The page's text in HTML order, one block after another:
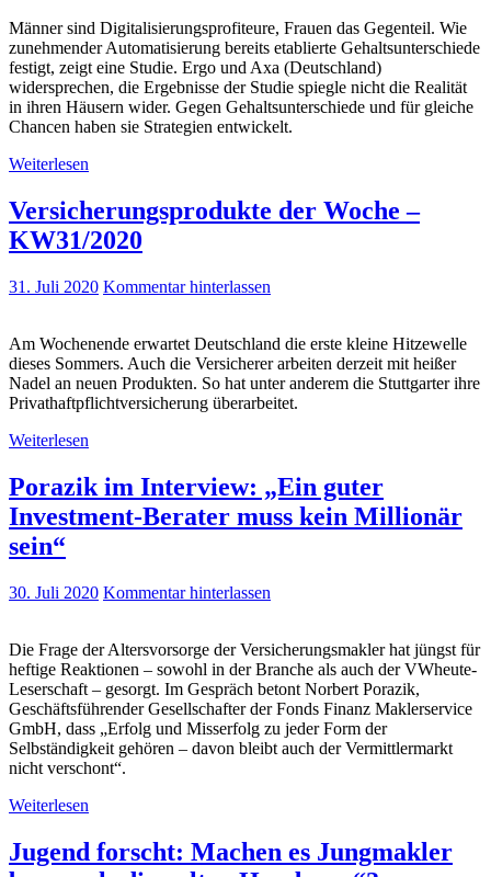
Männer sind Digitalisierungsprofiteure, Frauen das Gegenteil. Wie
zunehmender Automatisierung bereits etablierte Gehaltsunterschiede
festigt, zeigt eine Studie. Ergo und Axa (Deutschland)
widersprechen, die Ergebnisse der Studie spiegle nicht die Realität
in ihren Häusern wider. Gegen Gehaltsunterschiede und für gleiche
Chancen haben sie Strategien entwickelt.
Weiterlesen
Versicherungsprodukte der Woche –
KW31/2020
31. Juli 2020 Kommentar hinterlassen
Am Wochenende erwartet Deutschland die erste kleine Hitzewelle
dieses Sommers. Auch die Versicherer arbeiten derzeit mit heißer
Nadel an neuen Produkten. So hat unter anderem die Stuttgarter ihre
Privathaftpflichtversicherung überarbeitet.
Weiterlesen
Porazik im Interview: „Ein guter
Investment-Berater muss kein Millionär
sein“
30. Juli 2020 Kommentar hinterlassen
Die Frage der Altersvorsorge der Versicherungsmakler hat jüngst für
heftige Reaktionen – sowohl in der Branche als auch der VWheute-
Leserschaft – gesorgt. Im Gespräch betont Norbert Porazik,
Geschäftsführender Gesellschafter der Fonds Finanz Maklerservice
GmbH, dass „Erfolg und Misserfolg zu jeder Form der
Selbständigkeit gehören – davon bleibt auch der Vermittlermarkt
nicht verschont“.
Weiterlesen
Jugend forscht: Machen es Jungmakler